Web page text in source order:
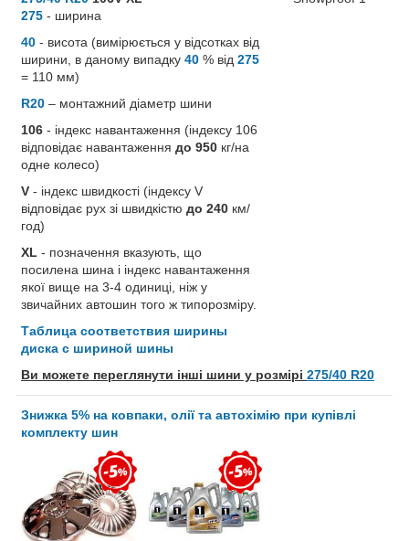
275 - ширина
40 - висота (вимірюється у відсотках від
ширини, в даному випадку 40 % від 275
= 110 мм)
R20 – монтажний діаметр шини
106 - індекс навантаження (індексу 106
відповідає навантаження до 950 кг/на
одне колесо)
V - індекс швидкості (індексу V
відповідає рух зі швидкістю до 240 км/
год)
XL - позначення вказують, що
посилена шина і індекс навантаження
якої вище на 3-4 одиниці, ніж у
звичайних автошин того ж типорозміру.
Таблица соответствия ширины
диска с шириной шины
Ви можете переглянути інші шини у розмірі 275/40 R20
Знижка 5% на ковпаки, олії та автохімію при купівлі
комплекту шин